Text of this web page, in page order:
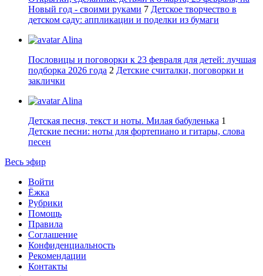
Новый год - своими руками 7 Детское творчество в
детском саду: аппликации и поделки из бумаги
Alina
Пословицы и поговорки к 23 февраля для детей: лучшая
подборка 2026 года 2 Детские считалки, поговорки и
заклички
Alina
Детская песня, текст и ноты. Милая бабуленька 1
Детские песни: ноты для фортепиано и гитары, слова
песен
Весь эфир
Войти
Ёжка
Рубрики
Помощь
Правила
Соглашение
Конфиденциальность
Рекомендации
Контакты